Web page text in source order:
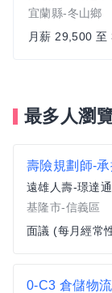
宜蘭縣-冬山鄉
月薪 29,500
最多人瀏
壽險規劃師-
遠雄人壽-璟達
基隆市-信義區
面議 (每月經常